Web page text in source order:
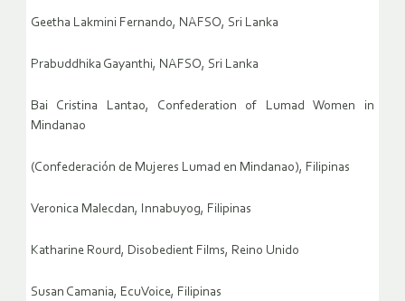
Geetha Lakmini Fernando, NAFSO, Sri Lanka
Prabuddhika Gayanthi, NAFSO, Sri Lanka
Bai Cristina Lantao, Confederation of Lumad Women in
Mindanao
(Confederación de Mujeres Lumad en Mindanao), Filipinas
Veronica Malecdan, Innabuyog, Filipinas
Katharine Rourd, Disobedient Films, Reino Unido
Susan Camania, EcuVoice, Filipinas